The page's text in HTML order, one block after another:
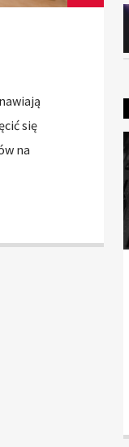
się
na